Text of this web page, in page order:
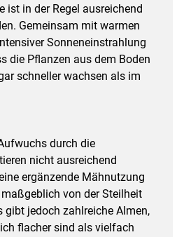
ist in der Regel ausreichend
Gemeinsam mit warmen
Sonneneinstrahlung
die Pflanzen aus dem Boden
schneller wachsen als im
durch die
nicht ausreichend
ergänzende Mähnutzung
von der Steilheit
gibt jedoch zahlreiche Almen,
flacher sind als vielfach